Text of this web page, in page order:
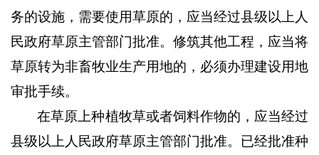
务的设施，需要使用草原的，应当经过县级以上人
民政府草原主管部门批准。修筑其他工程，应当将
草原转为非畜牧业生产用地的，必须办理建设用地
审批手续。
在草原上种植牧草或者饲料作物的，应当经过
县级以上人民政府草原主管部门批准。已经批准种